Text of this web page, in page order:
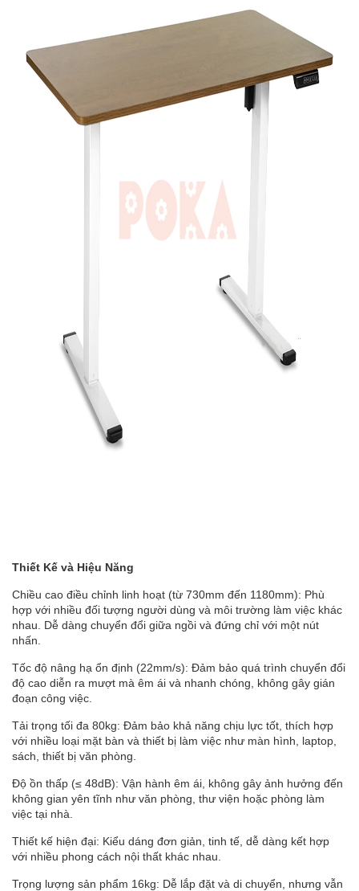
Thiết Kế và Hiệu Năng
Chiều cao điều chỉnh linh hoạt (từ 730mm đến 1180mm): Phù
hợp với nhiều đối tượng người dùng và môi trường làm việc khác
nhau. Dễ dàng chuyển đổi giữa ngồi và đứng chỉ với một nút
nhấn.
Tốc độ nâng hạ ổn định (22mm/s): Đảm bảo quá trình chuyển đổi
độ cao diễn ra mượt mà êm ái và nhanh chóng, không gây gián
đoạn công việc.
Tải trọng tối đa 80kg: Đảm bảo khả năng chịu lực tốt, thích hợp
với nhiều loại mặt bàn và thiết bị làm việc như màn hình, laptop,
sách, thiết bị văn phòng.
Độ ồn thấp (≤ 48dB): Vận hành êm ái, không gây ảnh hưởng đến
không gian yên tĩnh như văn phòng, thư viện hoặc phòng làm
việc tại nhà.
Thiết kế hiện đại: Kiểu dáng đơn giản, tinh tế, dễ dàng kết hợp
với nhiều phong cách nội thất khác nhau.
Trọng lượng sản phẩm 16kg: Dễ lắp đặt và di chuyển, nhưng vẫn